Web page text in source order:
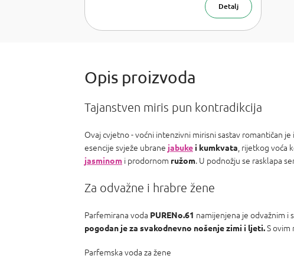
Mademoiselle,
Baccarat R.
540 a Armani
Detalj
Tajanstven miris pun kontradikcija
Ovaj cvjetno - voćni intenzivni mirisni sastav romantičan
esencije svježe ubrane jabuke i kumkvata, rijetkog voća
jasminom i prodornom ružom. U podnožju se rasklapa
Za odvažne i hrabre žene
Parfemirana voda PURENo.61 namijenjena je odvažnim i
pogodan je za svakodnevno nošenje zimi i ljeti.S ovim
Parfemska voda za žene